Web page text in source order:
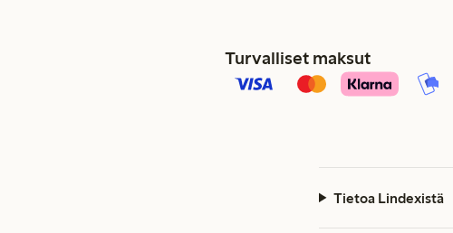
Turvalliset maksut
Tietoa Lindexistä